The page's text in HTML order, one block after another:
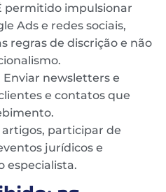
permitido impulsionar
Ads e redes sociais,
regras de discrição e não
Enviar newsletters e
e contatos que
participar de
jurídicos e
especialista.